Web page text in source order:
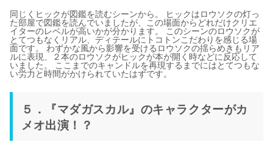
同じくヒックが図鑑を読むシーンから。 ヒックはロウソクの灯っ
た部屋で図鑑を読んでいましたが、この場面からどれだけクリエ
イターのレベルが高いかが分かります。 このシーンのロウソクが
とてつもなくリアル、ディテールにトコトンこだわりを感じる場
面です。 わずかな風から影響を受けるロウソクの揺らめきもリア
ルに表現、２本のロウソクがヒックが本が開く時などに反応して
いました。 ここまでのキャンドルを再現するまでにはとてつもな
い労力と時間がかけられていたはずです。
５．『マダガスカル』のキャラクターがカ
メオ出演！？